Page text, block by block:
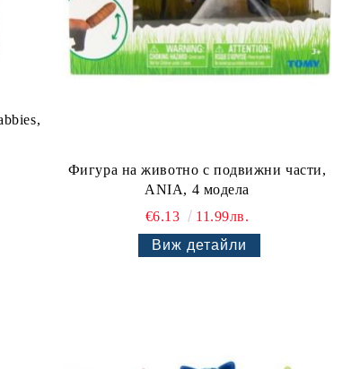
Фигура на животно с подвижни части,
ANIA, 4 модела
€6.13
11.99лв.
Виж детайли